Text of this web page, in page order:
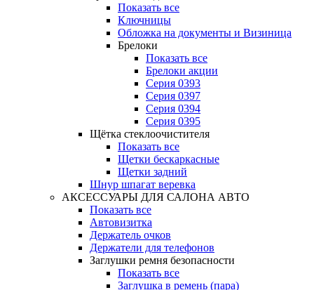
Показать все
Ключницы
Обложка на документы и Визиница
Брелоки
Показать все
Брелоки акции
Серия 0393
Серия 0397
Серия 0394
Серия 0395
Щётка стеклоочистителя
Показать все
Щетки бескаркасные
Щетки задний
Шнур шпагат веревка
АКСЕССУАРЫ ДЛЯ САЛОНА АВТО
Показать все
Автовизитка
Держатель очков
Держатели для телефонов
Заглушки ремня безопасности
Показать все
Заглушка в ремень (пара)